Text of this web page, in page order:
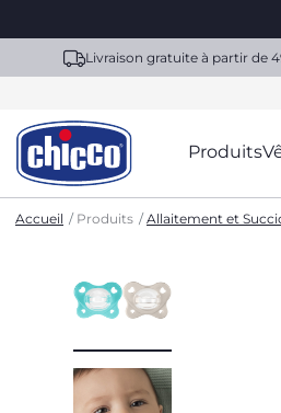
Livraison gratuite à partir de
Produits
Accueil Produits Allaitement et